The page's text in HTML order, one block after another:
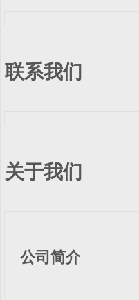
联系我们
关于我们
公司简介